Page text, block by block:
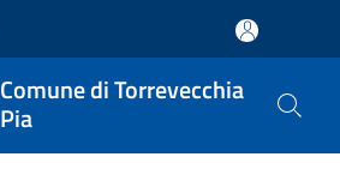
Comune di Torrevecchia
Pia